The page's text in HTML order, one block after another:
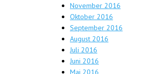
November 2016
Oktober 2016
September 2016
August 2016
Juli 2016
Juni 2016
Mai 2016